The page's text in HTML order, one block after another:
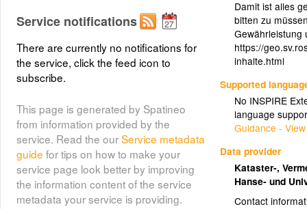
Damit ist alles
bitten zu
Gewährleistung
https://
inhalte.html
Supported
No INSPIRE
language
Guidance -
Data provider
Kataster-,
Hanse- und
Contact
Service notifications
There are currently no notifications for
the service, click the feed icon to
subscribe.
This page is generated by Spatineo
from information provided by the
service. Read the ourService metadata
guide for tips on how to make your
service page look better by improving
the information content of the service
metadata your service is providing.